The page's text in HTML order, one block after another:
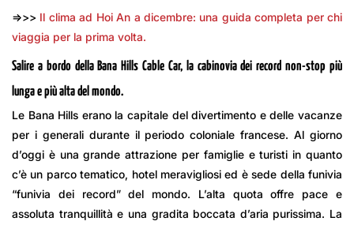
=>>> Il clima ad Hoi An a dicembre: una guida completa per chi
viaggia per la prima volta.
Salire a bordo della Bana Hills Cable Car, la cabinovia dei record non-stop più
lunga e più alta del mondo.
Le Bana Hills erano la capitale del divertimento e delle vacanze
per i generali durante il periodo coloniale francese. Al giorno
d’oggi è una grande attrazione per famiglie e turisti in quanto
c’è un parco tematico, hotel meravigliosi ed è sede della funivia
“funivia dei record” del mondo. L’alta quota offre pace e
assoluta tranquillità e una gradita boccata d’aria purissima. La